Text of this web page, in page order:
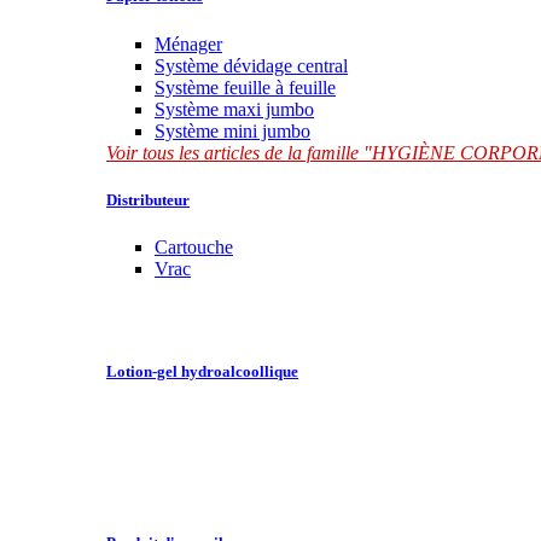
Ménager
Système dévidage central
Système feuille à feuille
Système maxi jumbo
Système mini jumbo
Voir tous les articles de la famille "HYGIÈNE
Distributeur
Cartouche
Vrac
Lotion-gel hydroalcoollique